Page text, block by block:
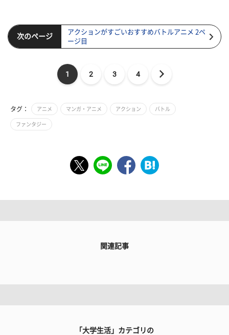
次のページ
アクションがすごいおすすめバトルアニメ 2ペ
ージ目
1 2 3 4
タグ： アニメ マンガ・アニメ アクション バトル
ファンタジー
関連記事
「大学生活」カテゴリの